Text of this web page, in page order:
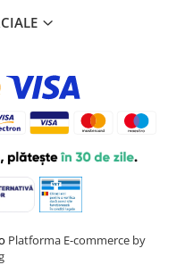
Platforma E-commerce by